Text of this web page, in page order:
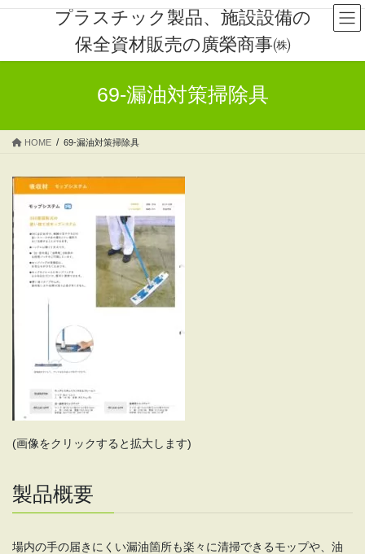
コ
ン
ナ
ー
プラスチック製品、施設設備の
保全資材販売の廣榮商事㈱
69-漏油対策掃除具
HOME 69-漏油対策掃除具
(画像をクリックすると拡大します)
製品概要
場内の手の届きにくい漏油箇所も楽々に清掃できるモップや、油